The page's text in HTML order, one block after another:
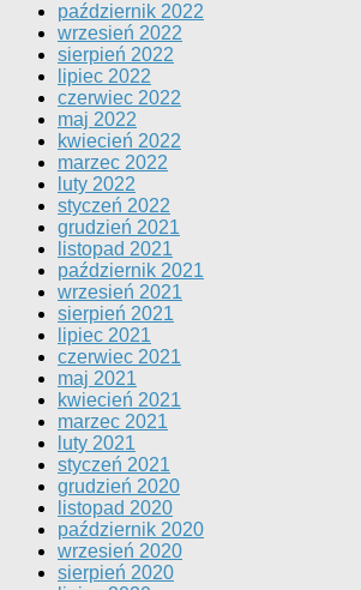
październik 2022
wrzesień 2022
sierpień 2022
lipiec 2022
czerwiec 2022
maj 2022
kwiecień 2022
marzec 2022
luty 2022
styczeń 2022
grudzień 2021
listopad 2021
październik 2021
wrzesień 2021
sierpień 2021
lipiec 2021
czerwiec 2021
maj 2021
kwiecień 2021
marzec 2021
luty 2021
styczeń 2021
grudzień 2020
listopad 2020
październik 2020
wrzesień 2020
sierpień 2020